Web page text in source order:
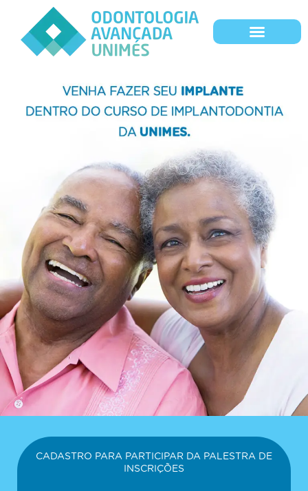
CADASTRO PARA PARTICIPAR DA PALESTRA DE
INSCRIÇÕES